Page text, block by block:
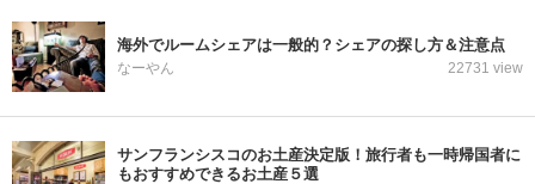
海外でルームシェアは一般的？シェアの探し方＆注意点
なーやん 22731 view
サンフランシスコのお土産決定版！旅行者も一時帰国者に
もおすすめできるお土産５選